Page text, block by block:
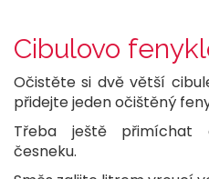
Cibulovo
Očistěte si dvě větší
přidejte jeden očištěný
Třeba ještě přimíchat
česneku.